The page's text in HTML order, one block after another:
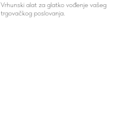
Vrhunski alat za glatko vođenje vašeg
trgovačkog poslovanja.